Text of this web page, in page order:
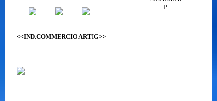
<<IND.COMMERCIO ARTIG>>